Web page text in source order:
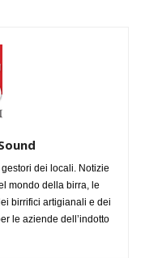
dei locali. Notizie
mondo della birra, le
birrifici artigianali e dei
le aziende dell’indotto